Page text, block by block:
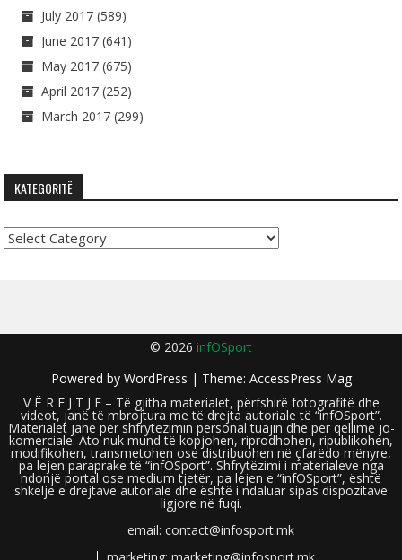
July 2017 (589)
June 2017 (641)
May 2017 (675)
April 2017 (252)
March 2017 (299)
KATEGORITË
Kategoritë
© 2026 infOSport
Powered by WordPress | Theme: AccessPress Mag
V Ë R E J T J E – Të gjitha materialet, përfshirë fotografitë dhe
videot, janë të mbrojtura me të drejta autoriale të “infOSport”.
Materialet janë për shfrytëzimin personal tuajin dhe për qëllime jo-
komerciale. Ato nuk mund të kopjohen, riprodhohen, ripublikohen,
modifikohen, transmetohen ose distribuohen në çfarëdo mënyre,
pa lejen paraprake të “infOSport”. Shfrytëzimi i materialeve nga
ndonjë portal ose medium tjetër, pa lejen e “infOSport”, është
shkelje e drejtave autoriale dhe është i ndaluar sipas dispozitave
ligjore në fuqi.
email: contact@infosport.mk